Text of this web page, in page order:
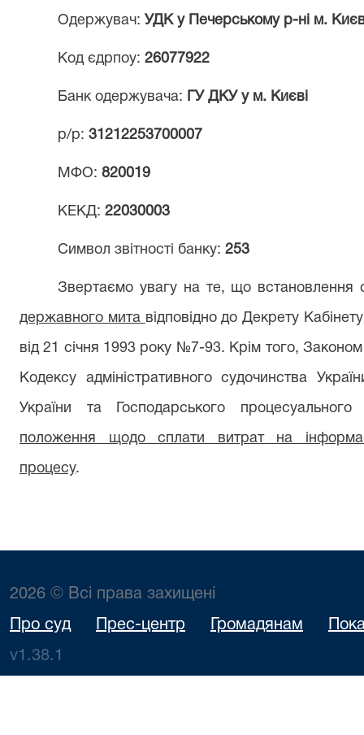
Одержувач: УДК у Печерському р-ні м.
Код єдрпоу:26077922
Банк одержувача: ГУ ДКУ у м. Києві
р/р:31212253700007
МФО:820019
КЕКД:22030003
Символ звітності банку:253
Звертаємо увагу на те, що встановлення
державного мита відповідно до Декрету
від 21 січня 1993 року №7-93. Крім того,
Кодексу адміністративного судочинства
України та Господарського
положення щодо сплати витрат на
процесу.
2026 © Всі права захищені
Про суд Прес-центр Громадянам
v1.38.1